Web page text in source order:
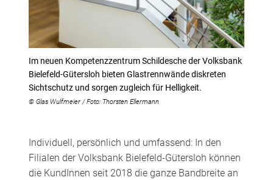
Im neuen Kompetenzzentrum Schildesche der Volksbank
Bielefeld-Gütersloh bieten Glastrennwände diskreten
Sichtschutz und sorgen zugleich für Helligkeit.
© Glas Wulfmeier / Foto: Thorsten Ellermann
Individuell, persönlich und umfassend: In den
Filialen der Volksbank Bielefeld-Gütersloh können
die KundInnen seit 2018 die ganze Bandbreite an